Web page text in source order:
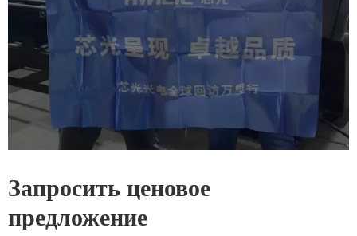
Запросить ценовое
предложение